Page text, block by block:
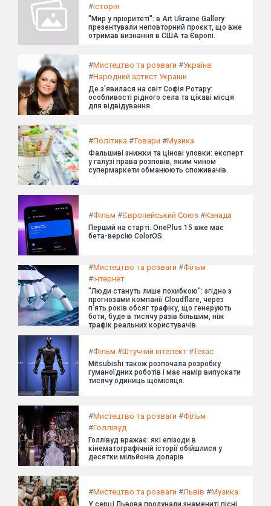
#Історія
"Мир у пріоритеті": в Art Ukraine Gallery
презентували неповторний проєкт, що вже
отримав визнання в США та Європі.
#Мистецтво та розваги #Україна
#Народний артист України
Де з'явилася на світ Софія Ротару:
особливості рідного села та цікаві місця
для відвідування.
#Політика #Товари #Музика
Фальшиві знижки та цінові уловки: експерт
у галузі права розповів, яким чином
супермаркети обманюють споживачів.
#Фільм #Європейський Союз #Канада
Перший на старті: OnePlus 15 вже має
бета-версію ColorOS.
#Мистецтво та розваги #Фільм
#Інтернет
"Люди стануть лише похибкою": згідно з
прогнозами компанії Cloudflare, через
п'ять років обсяг трафіку, що генерують
боти, буде в тисячу разів більшим, ніж
трафік реальних користувачів.
#Фільм #Штучний інтелект #Техас
Mitsubishi також розпочала розробку
гуманоїдних роботів і має намір випускати
тисячу одиниць щомісяця.
#Мистецтво та розваги #Фільм
#Голлівуд
Голлівуд вражає: які епізоди в
кінематографічній історії обійшлися у
десятки мільйонів доларів
#Мистецтво та розваги #Львів #Музика